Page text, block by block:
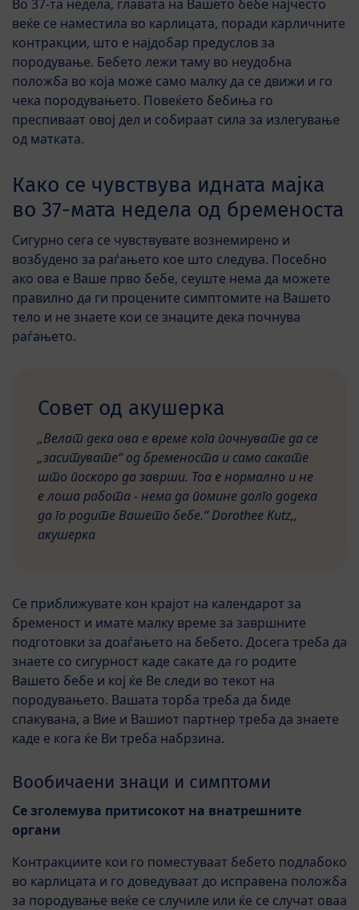
Во 37-та недела, главата на Вашето бебе најчесто
веќе се наместила во карлицата, поради карличните
контракции, што е најдобар предуслов за
породување. Бебето лежи таму во неудобна
положба во која може само малку да се движи и го
чека породувањето. Повеќето бебиња го
преспиваат овој дел и собираат сила за излегување
од матката.
Како се чувствува идната мајка
во 37-мата недела од бременоста
Сигурно сега се чувствувате вознемирено и
возбудено за раѓањето кое што следува. Посебно
ако ова е Ваше прво бебе, сеуште нема да можете
правилно да ги процените симптомите на Вашето
тело и не знаете кои се знаците дека почнува
раѓањето.
Совет од акушерка
„Велат дека ова е време кога почнувате да се
„заситувате“ од бременоста и само сакате
што поскоро да заврши. Тоа е нормално и не
е лоша работа - нема да помине долго додека
да го родите Вашето бебе.“ Dorothee Kutz,,
акушерка
Се приближувате кон крајот на календарот за
бременост и имате малку време за завршните
подготовки за доаѓањето на бебето. Досега треба да
знаете со сигурност каде сакате да го родите
Вашето бебе и кој ќе Ве следи во текот на
породувањето. Вашата торба треба да биде
спакувана, а Вие и Вашиот партнер треба да знаете
каде е кога ќе Ви треба набрзина.
Вообичаени знаци и симптоми
Се зголемува притисокот на внатрешните
органи
Контракциите кои го поместуваат бебето подлабоко
во карлицата и го доведуваат до исправена положба
за породување веќе се случиле или ќе се случат оваа